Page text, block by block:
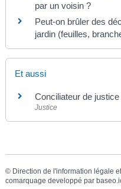
par un voisin ?
Peut-on brûler des
jardin (feuilles,
Et aussi
Conciliateur de justice
Justice
© Direction de l'information légale
comarquage developpé par